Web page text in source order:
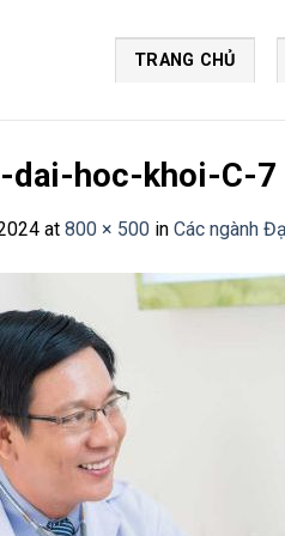
TRANG CHỦ
dai-hoc-khoi-C-7
at 800 × 500 in Các ngành